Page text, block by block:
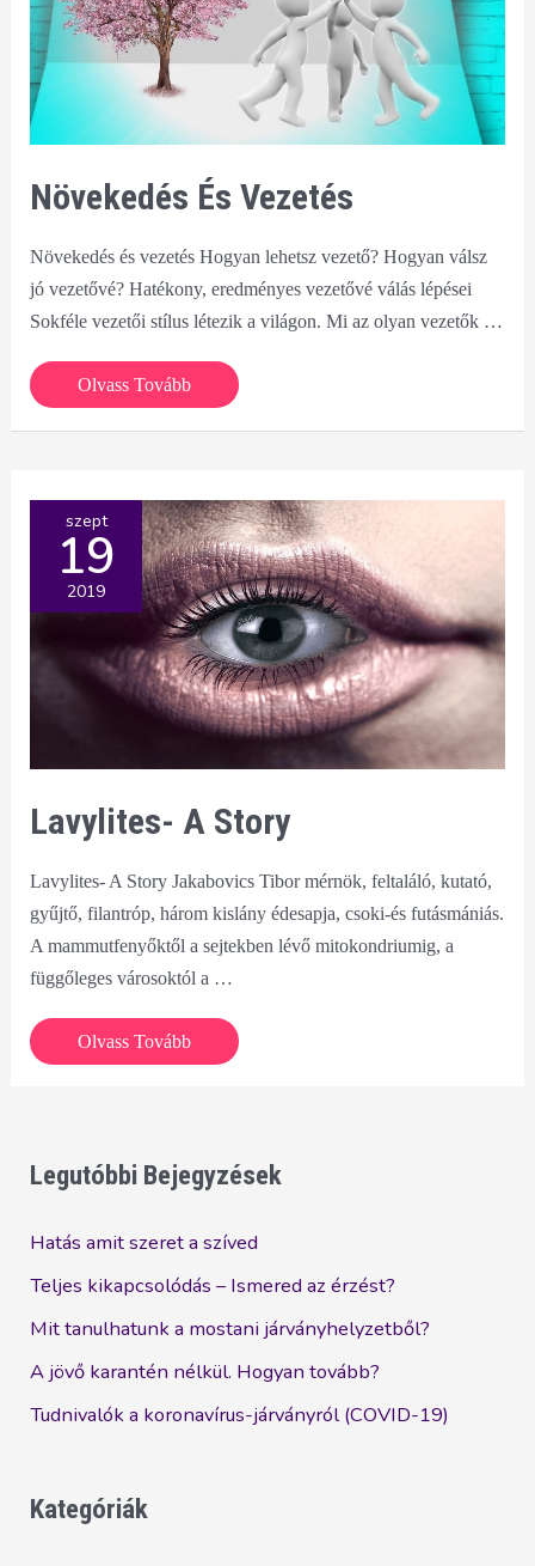
interneten?
Növekedés És Vezetés
Növekedés és vezetés Hogyan lehetsz vezető? Hogyan válsz
jó vezetővé? Hatékony, eredményes vezetővé válás lépései
Sokféle vezetői stílus létezik a világon. Mi az olyan vezetők …
Növekedés
és
Olvass Tovább
szept
19
2019
Lavylites- A Story
Lavylites- A Story Jakabovics Tibor mérnök, feltaláló, kutató,
gyűjtő, filantróp, három kislány édesapja, csoki-és futásmániás.
A mammutfenyőktől a sejtekben lévő mitokondriumig, a
függőleges városoktól a …
Lavylites-
A
Olvass Tovább
Legutóbbi Bejegyzések
Hatás amit szeret a szíved
Teljes kikapcsolódás – Ismered az érzést?
Mit tanulhatunk a mostani járványhelyzetből?
A jövő karantén nélkül. Hogyan tovább?
Tudnivalók a koronavírus-járványról (COVID-19)
Kategóriák